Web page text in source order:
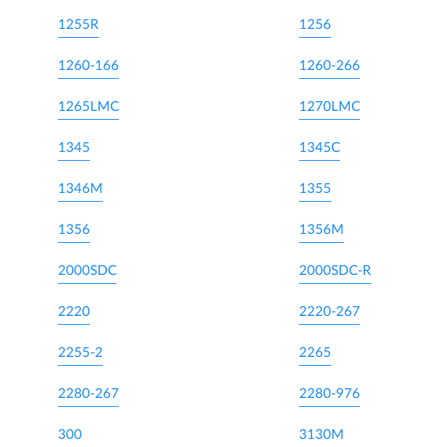
1255R 1256
1260-166 1260-266
1265LMC 1270LMC
1345 1345C
1346M 1355
1356 1356M
2000SDC 2000SDC-R
2220 2220-267
2255-2 2265
2280-267 2280-976
300 3130M